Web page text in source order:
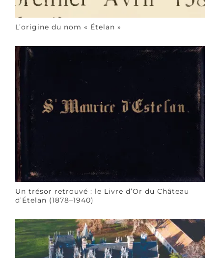
L’origine du nom « Ételan »
Un trésor retrouvé : le Livre d’Or du Château
d’Ételan (1878–1940)